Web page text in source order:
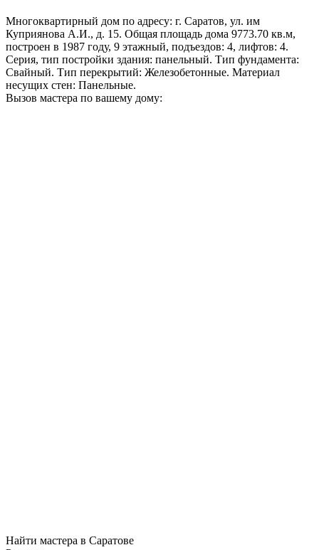
Многоквартирный дом по адресу: г. Саратов, ул. им
Куприянова А.И., д. 15. Общая площадь дома 9773.70 кв.м,
построен в 1987 году, 9 этажный, подъездов: 4, лифтов: 4.
Серия, тип постройки здания: панельный. Тип фундамента:
Свайный. Тип перекрытий: Железобетонные. Материал
несущих стен: Панельные.
Вызов мастера по вашему дому:
Найти мастера в Саратове